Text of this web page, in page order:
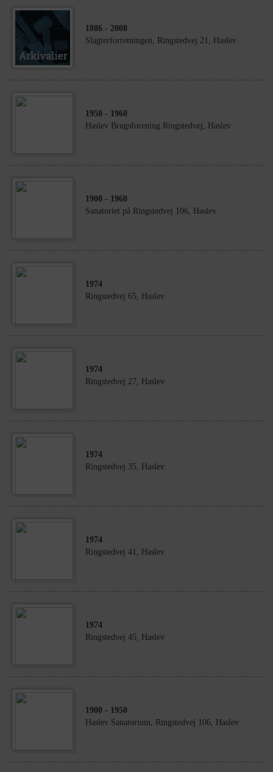
1886 - 2008
Slagterforretningen, Ringstedvej 21, Haslev
1950 - 1960
Haslev Brugsforening Ringstedvej, Haslev
1900 - 1960
Sanatoriet på Ringstedvej 106, Haslev
1974
Ringstedvej 65, Haslev
1974
Ringstedvej 27, Haslev
1974
Ringstedvej 35, Haslev
1974
Ringstedvej 41, Haslev
1974
Ringstedvej 45, Haslev
1900 - 1950
Haslev Sanatorium, Ringstedvej 106, Haslev